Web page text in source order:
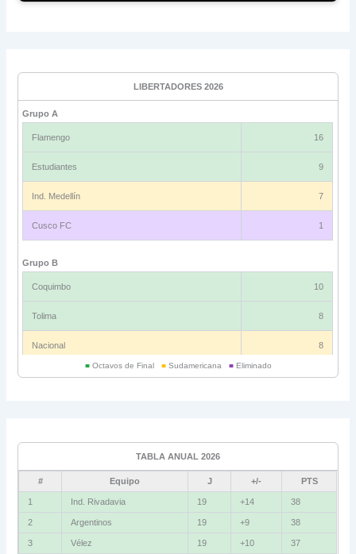
LIBERTADORES 2026
Grupo A
Flamengo 16
Estudiantes 9
Ind. Medellín 7
Cusco FC 1
Grupo B
Coquimbo 10
Tolima 8
Nacional 8
Bolívar 5
La Guaira
■Octavos de Final ■Sudamericana ■Eliminado
TABLA ANUAL 2026
# Equipo J +/- PTS
1 Ind. Rivadavia 19 +14 38
2 Argentinos 19 +9 38
3 Vélez 19 +10 37